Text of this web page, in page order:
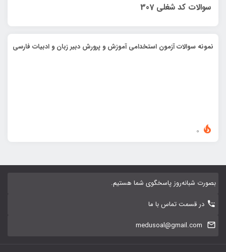
سوالات کد شغلی 307
نمونه سوالات آزمون استخدامی آموزش و پرورش دبیر زبان و ادبیات فارسی
بصورت شبانه‌روز پاسخگوی شما هستیم.
در قسمت تماس با ما
medusoal@gmail.com